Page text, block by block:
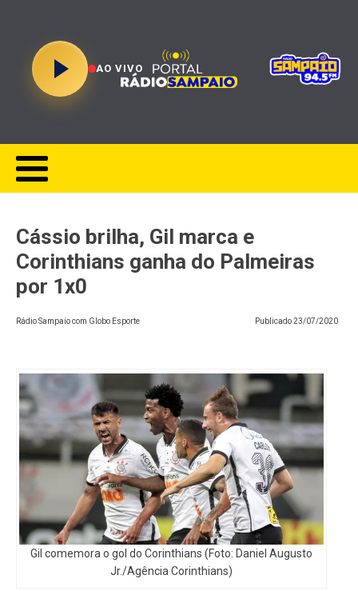
AO VIVO
Cássio brilha, Gil marca e
Corinthians ganha do Palmeiras
por 1x0
Rádio Sampaio com Globo Esporte Publicado23/07/2020
Gil comemora o gol do Corinthians (Foto: Daniel Augusto
Jr./Agência Corinthians)